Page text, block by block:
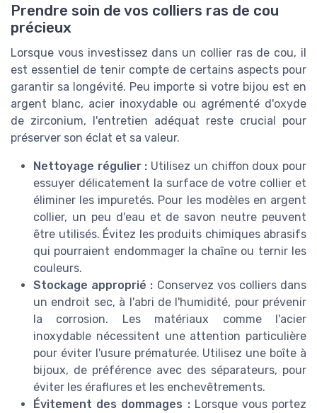
Prendre soin de vos colliers ras de cou
précieux
Lorsque vous investissez dans un collier ras de cou, il
est essentiel de tenir compte de certains aspects pour
garantir sa longévité. Peu importe si votre bijou est en
argent blanc, acier inoxydable ou agrémenté d'oxyde
de zirconium, l'entretien adéquat reste crucial pour
préserver son éclat et sa valeur.
Nettoyage régulier : Utilisez un chiffon doux pour
essuyer délicatement la surface de votre collier et
éliminer les impuretés. Pour les modèles en argent
collier, un peu d'eau et de savon neutre peuvent
être utilisés. Évitez les produits chimiques abrasifs
qui pourraient endommager la chaîne ou ternir les
couleurs.
Stockage approprié : Conservez vos colliers dans
un endroit sec, à l'abri de l'humidité, pour prévenir
la corrosion. Les matériaux comme l'acier
inoxydable nécessitent une attention particulière
pour éviter l'usure prématurée. Utilisez une boîte à
bijoux, de préférence avec des séparateurs, pour
éviter les éraflures et les enchevêtrements.
Évitement des dommages :Lorsque vous portez